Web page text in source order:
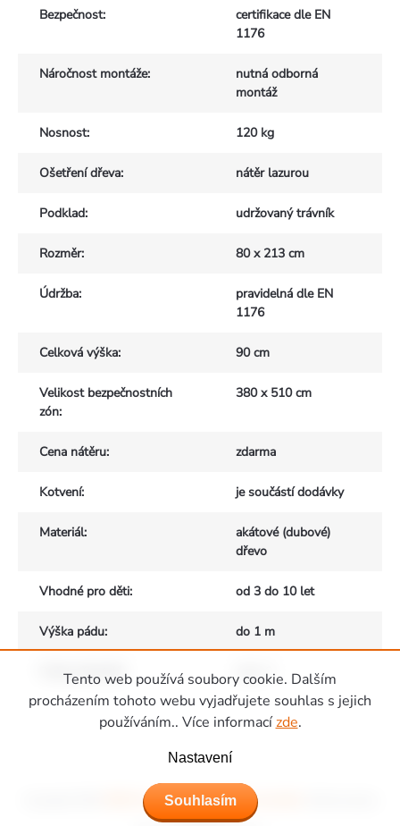
Tento web používá soubory cookie. Dalším
procházením tohoto webu vyjadřujete souhlas s jejich
používáním.. Více informacízde.
Nastavení
Souhlasím
Bezpečnost:
certifikace dle EN
1176
Náročnost montáže:
nutná odborná
montáž
Nosnost: 120 kg
Ošetření dřeva: nátěr lazurou
Podklad: udržovaný trávník
Rozměr: 80 x 213 cm
Údržba:
pravidelná dle EN
1176
Celková výška: 90 cm
Velikost bezpečnostních
zón:
380 x 510 cm
Cena nátěru: zdarma
Kotvení: je součástí dodávky
Materiál:
akátové (dubové)
dřevo
Vhodné pro děti: od 3 do 10 let
Výška pádu: do 1 m
Počet uživatelů : max. 2
Zápatí
Hřiště Piccolino - dětská hřiště a domečky
vyhrazena.